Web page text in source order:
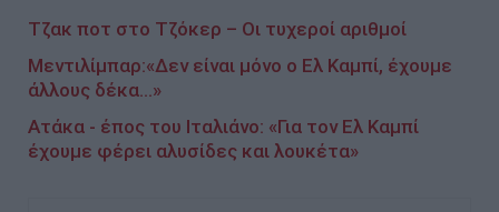
Τζακ ποτ στο Τζόκερ – Οι τυχεροί αριθμοί
Μεντιλίμπαρ:«Δεν είναι μόνο ο Ελ Καμπί, έχουμε
άλλους δέκα...»
Ατάκα - έπος του Ιταλιάνο: «Για τον Ελ Καμπί
έχουμε φέρει αλυσίδες και λουκέτα»